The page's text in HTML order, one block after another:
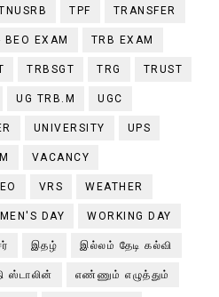
TPF TRANSFER
BEO EXAM TRB EXAM
TRBSGT TRG TRUST
UG TRB.M UGC
UNIVERSITY UPS
VACANCY
VRS WEATHER
DAY WORKING DAY
இதழ் இல்லம் தேடி கல்வி
ஸ்டாலின் எண்ணும் எழுத்தும்